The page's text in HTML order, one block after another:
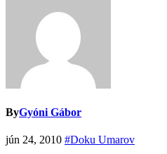
ByGyóni Gábor
jún 24, 2010 #Doku Umarov